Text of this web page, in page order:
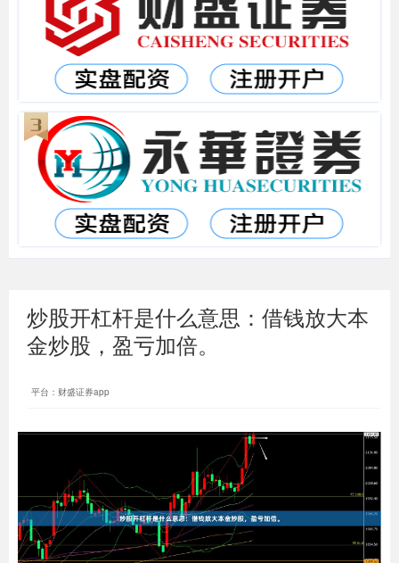
炒股开杠杆是什么意思：借钱放大本
金炒股，盈亏加倍。
平台：财盛证券app